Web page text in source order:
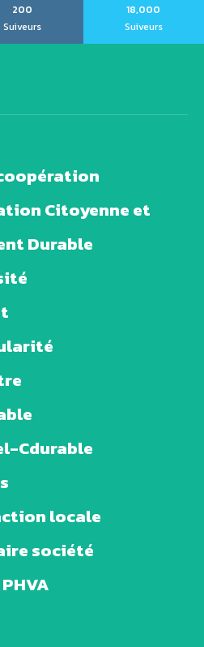
200
Suiveurs
18,000
Suiveurs
Citoyenne et
Durable
Cdurable
locale
société